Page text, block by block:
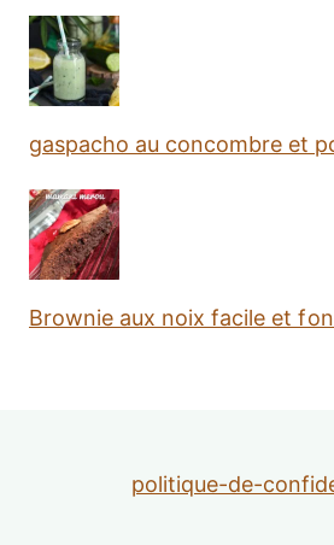
gaspacho au concombre et
Brownie aux noix facile et
politique-de-